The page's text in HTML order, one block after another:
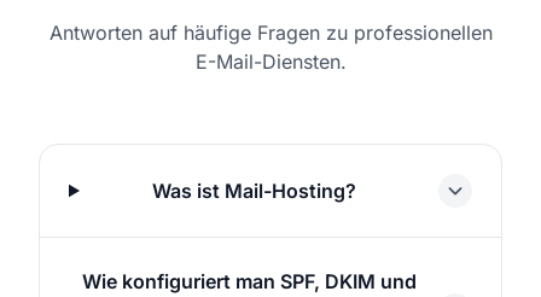
Antworten auf häufige Fragen zu professionellen
E-Mail-Diensten.
Was ist Mail-Hosting?
Wie konfiguriert man SPF, DKIM und